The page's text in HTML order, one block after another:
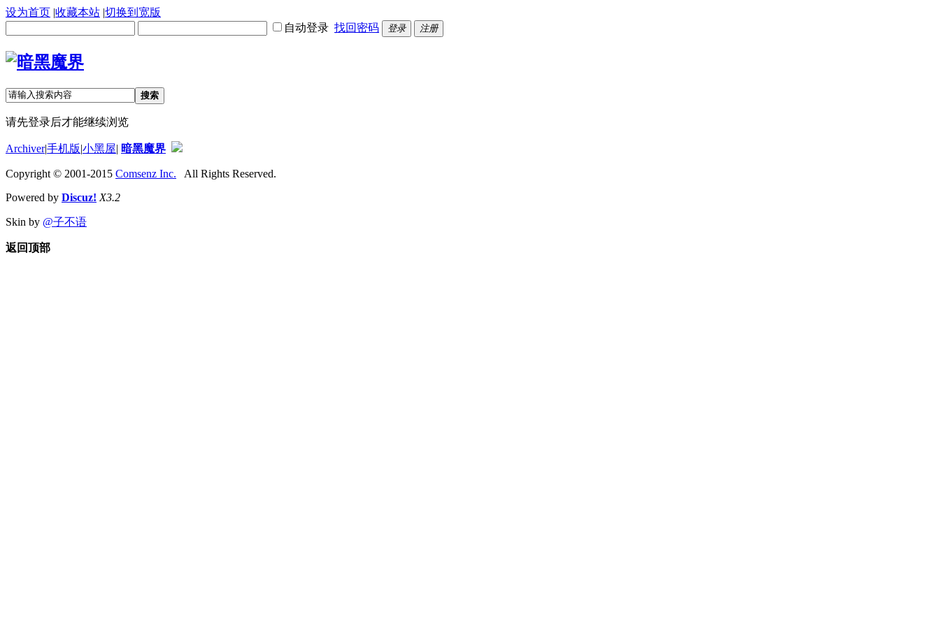
设为首页 |收藏本站 |切换到宽版
自动登录 找回密码 登录 注册
搜索
请先登录后才能继续浏览
Archiver|手机版|小黑屋| 暗黑魔界
Copyright © 2001-2015 Comsenz Inc. All Rights Reserved.
Powered by Discuz! X3.2
Skin by @子不语
返回顶部